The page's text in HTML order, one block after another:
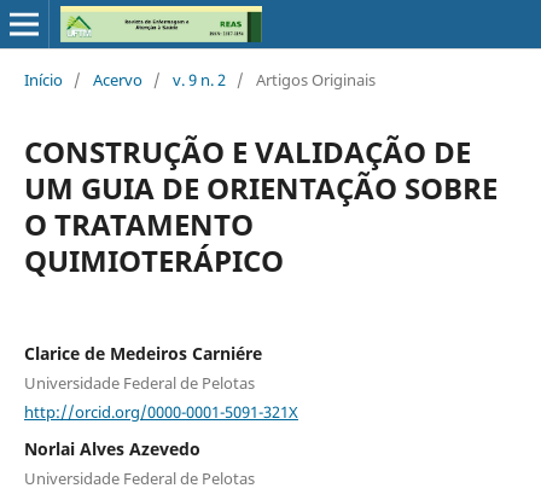
Início / Acervo / v. 9 n. 2 / Artigos Originais
CONSTRUÇÃO E VALIDAÇÃO DE
UM GUIA DE ORIENTAÇÃO SOBRE
O TRATAMENTO
QUIMIOTERÁPICO
Clarice de Medeiros Carniére
Universidade Federal de Pelotas
http://orcid.org/0000-0001-5091-321X
Norlai Alves Azevedo
Universidade Federal de Pelotas